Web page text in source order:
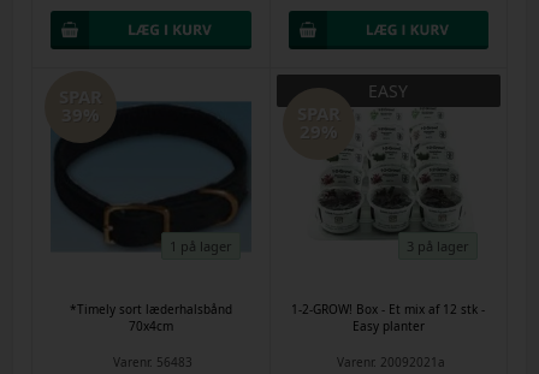
1 på lager
*Timely sort læderhalsbånd
70x4cm
Varenr. 56483
3 på lager
1-2-GROW! Box - Et mix af 12 stk -
Easy planter
Varenr. 20092021a
EASY